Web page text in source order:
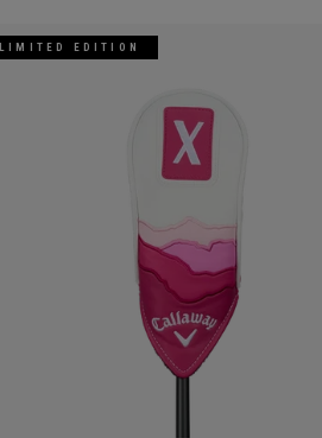
LIMITED EDITION